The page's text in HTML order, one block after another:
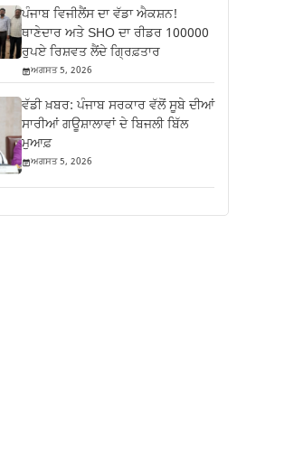
ਪੰਜਾਬ ਵਿਜੀਲੈਂਸ ਦਾ ਵੱਡਾ ਐਕਸ਼ਨ!
ਥਾਣੇਦਾਰ ਅਤੇ SHO ਦਾ ਰੀਡਰ 100000
ਰੁਪਏ ਰਿਸ਼ਵਤ ਲੈਂਦੇ ਗ੍ਰਿਫ਼ਤਾਰ
ਅਗਸਤ 5, 2026
ਵੱਡੀ ਖ਼ਬਰ: ਪੰਜਾਬ ਸਰਕਾਰ ਵੱਲੋਂ ਸੂਬੇ ਦੀਆਂ
ਸਾਰੀਆਂ ਗਊਸ਼ਾਲਾਵਾਂ ਦੇ ਬਿਜਲੀ ਬਿੱਲ
ਮੁਆਫ਼
ਅਗਸਤ 5, 2026